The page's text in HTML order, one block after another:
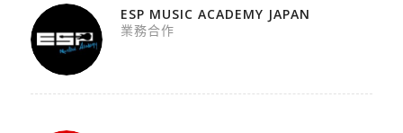
ESP MUSIC ACADEMY JAPAN
業務合作